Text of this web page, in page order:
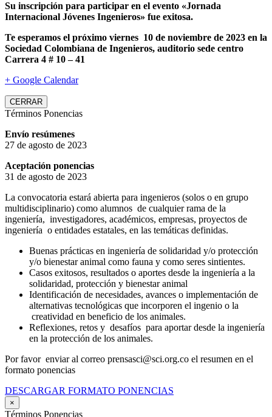
Su inscripción para participar en el evento «Jornada
Internacional Jóvenes Ingenieros» fue exitosa.
Te esperamos el próximo viernes 10 de noviembre de 2023 en la
Sociedad Colombiana de Ingenieros, auditorio sede centro
Carrera 4 # 10 – 41
+ Google Calendar
CERRAR
Términos Ponencias
Envío resúmenes
27 de agosto de 2023
Aceptación ponencias
31 de agosto de 2023
La convocatoria estará abierta para ingenieros (solos o en grupo
multidisciplinario) como alumnos de cualquier rama de la
ingeniería, investigadores, académicos, empresas, proyectos de
ingeniería o entidades estatales, en las temáticas definidas.
Buenas prácticas en ingeniería de solidaridad y/o protección
y/o bienestar animal como fauna y como seres sintientes.
Casos exitosos, resultados o aportes desde la ingeniería a la
solidaridad, protección y bienestar animal
Identificación de necesidades, avances o implementación de
alternativas tecnológicas que incorporen el ingenio o la
creatividad en beneficio de los animales.
Reflexiones, retos y desafíos para aportar desde la ingeniería
en la protección de los animales.
Por favor enviar al correo prensasci@sci.org.co el resumen en el
formato ponencias
DESCARGAR FORMATO PONENCIAS
×
Términos Ponencias